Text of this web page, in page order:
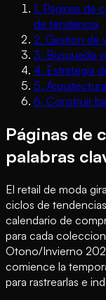
1. Páginas de
de tendencia
2. Gestion de
3. Busqueda
4. Estrategia
5.
6. Construir
Páginas de
palabras
El retail de moda
ciclos de
calendario de
para cada
Otono/Invierno
comience la
para rastrearlas e